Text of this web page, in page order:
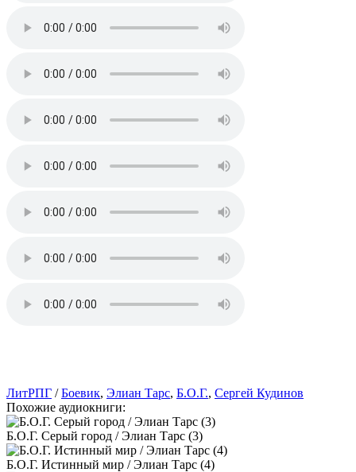
ЛитРПГ /Боевик, Элиан Тарс, Б.О.Г., Сергей Кудинов
Похожие аудиокниги:
Б.О.Г. Серый город / Элиан Тарс (3)
Б.О.Г. Истинный мир / Элиан Тарс (4)